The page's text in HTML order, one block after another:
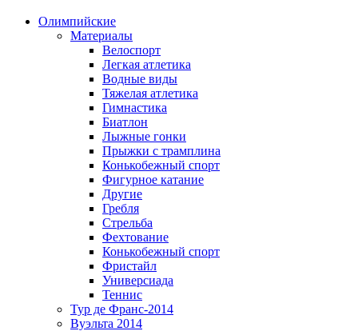
Олимпийские
Материалы
Велоспорт
Легкая атлетика
Водные виды
Тяжелая атлетика
Гимнастика
Биатлон
Лыжные гонки
Прыжки с трамплина
Конькобежный спорт
Фигурное катание
Другие
Гребля
Стрельба
Фехтование
Конькобежный спорт
Фристайл
Универсиада
Теннис
Тур де Франс-2014
Вуэльта 2014